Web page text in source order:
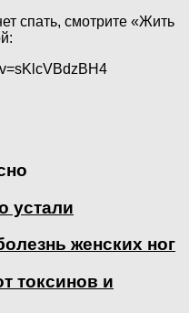
спать, смотрите «Жить
устали
женских ног
токсинов и